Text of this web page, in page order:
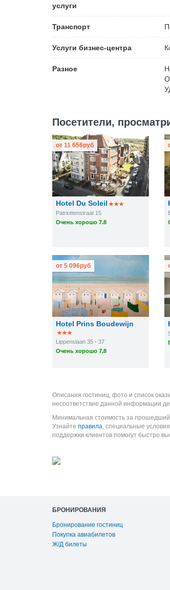
услуги
Транспорт
Услуги бизнес-центра
Разное
Посетители,
Hotel Du Soleil
Patriottenstraat 15
Очень хорошо 7.8
от 11 656руб
Hotel Prins Boudewijn
Lippenslaan 35 - 37
Очень хорошо 7.8
от 5 096руб
Описания гостиниц, фото и список
несоответствие данной информации
Минимальная стоимость за
Узнайте правила, специальные
поддержки клиентов помогут быстро
БРОНИРОВАНИЯ
Бронирование гостиниц
Покупка авиабилетов
Ж/Д билеты